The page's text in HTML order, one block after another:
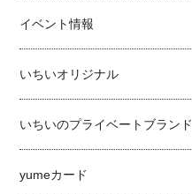
イベント情報
いちいオリジナル
いちいのプライベートブランド
yumeカード